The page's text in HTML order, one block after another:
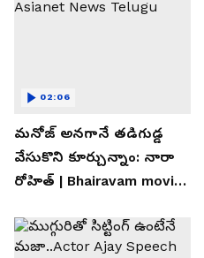
మనోజ్ అనగానే తడిగుడ్డ
వేసుకొని కూర్చున్నాం: నారా
రోహిత్ | Bhairavam movie |
02:06